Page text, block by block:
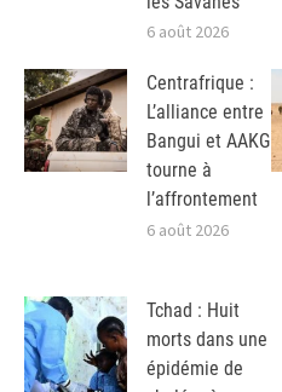
6 août 2026
Centrafrique :
L’alliance entre
Bangui et AAKG
tourne à
l’affrontement
6 août 2026
Tchad : Huit
morts dans une
épidémie de